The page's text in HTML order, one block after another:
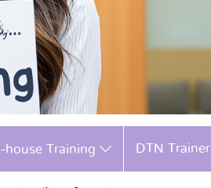
house Training DTN Trainer